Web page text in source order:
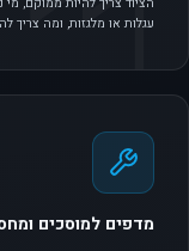
עגלות או מלגזות, ומה צריך
מדפים למוסכים